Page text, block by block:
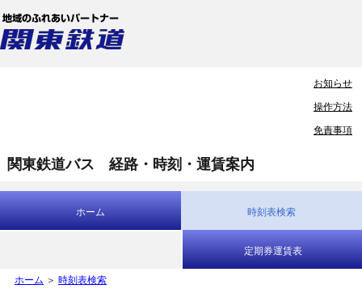
お知らせ
操作方法
免責事項
関東鉄道バス 経路・時刻・運賃案内
ホーム 時刻表検索
定期券運賃表
ホーム ＞ 時刻表検索